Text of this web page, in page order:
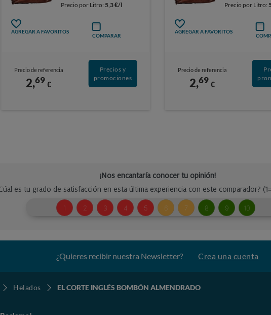
Precio por Litro: 5,3 €/l
AGREGAR A FAVORITOS
COMPARAR
Precio de referencia
2,69 €
Precios y
promociones
Precio por Litro:
AGREGAR A FAVORITOS
Precio de referencia
2,69 €
¿Quieres recibir nuestra Newsletter? Crea una cuenta
Helados EL CORTE INGLÉS BOMBÓN ALMENDRADO